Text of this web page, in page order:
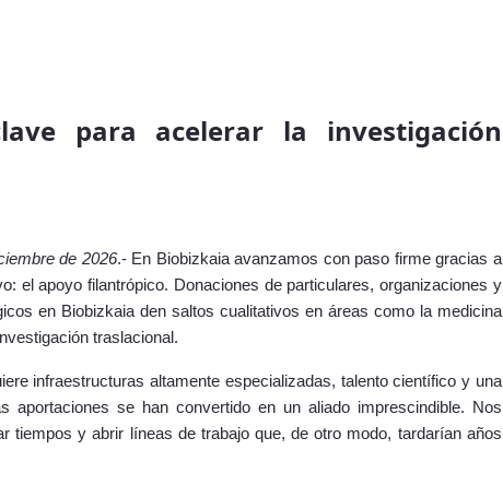
para acelerar la investigación
de 2026.- En Biobizkaia avanzamos con paso firme gracias a
el apoyo filantrópico. Donaciones de particulares, organizaciones y
en Biobizkaia den saltos cualitativos en áreas como la medicina
traslacional.
infraestructuras altamente especializadas, talento científico y una
aportaciones se han convertido en un aliado imprescindible. Nos
tiempos y abrir líneas de trabajo que, de otro modo, tardarían años